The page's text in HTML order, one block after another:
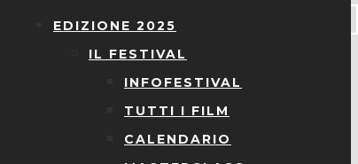
EDIZIONE 2025
IL FESTIVAL
INFOFESTIVAL
TUTTI I FILM
CALENDARIO